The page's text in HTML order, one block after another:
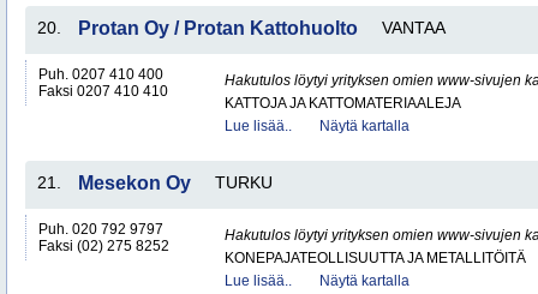
20. Protan Oy / Protan Kattohuolto VANTAA
Puh. 0207 410 400
Faksi 0207 410 410
Hakutulos löytyi yrityksen omien www-sivujen
KATTOJA JA KATTOMATERIAALEJA
Lue lisää..
Näytä kartalla
21. Mesekon Oy TURKU
Puh. 020 792 9797
Faksi (02) 275 8252
Hakutulos löytyi yrityksen omien www-sivujen
KONEPAJATEOLLISUUTTA JA METALLITÖITÄ
Lue lisää..
Näytä kartalla